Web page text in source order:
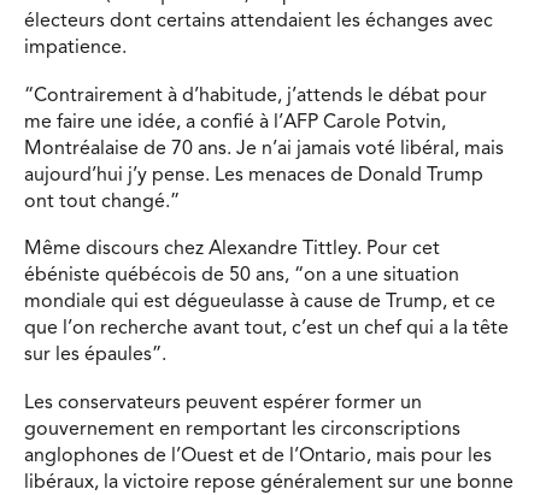
électeurs dont certains attendaient les échanges avec
impatience.
“Contrairement à d’habitude, j’attends le débat pour
me faire une idée, a confié à l’AFP Carole Potvin,
Montréalaise de 70 ans. Je n’ai jamais voté libéral, mais
aujourd’hui j’y pense. Les menaces de Donald Trump
ont tout changé.”
Même discours chez Alexandre Tittley. Pour cet
ébéniste québécois de 50 ans, “on a une situation
mondiale qui est dégueulasse à cause de Trump, et ce
que l’on recherche avant tout, c’est un chef qui a la tête
sur les épaules”.
Les conservateurs peuvent espérer former un
gouvernement en remportant les circonscriptions
anglophones de l’Ouest et de l’Ontario, mais pour les
libéraux, la victoire repose généralement sur une bonne